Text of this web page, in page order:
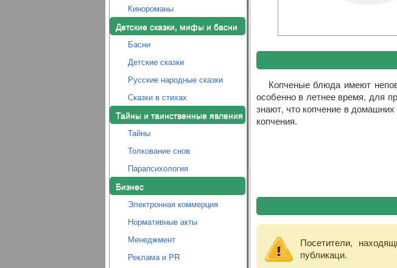
Кинороманы
Детские сказки, мифы и басни
Басни
Детские сказки
Русские народные сказки
Сказки в стихах
Тайны и таинственные явления
Тайны
Толкование снов
Парапсихология
Бизнес
Электронная коммерция
Нормативные акты
Менеджмент
Реклама и PR
Копченые блюда имеют
особенно в летнее время, для
знают, что копчение в
копчения.
Посетители,
публикаци.